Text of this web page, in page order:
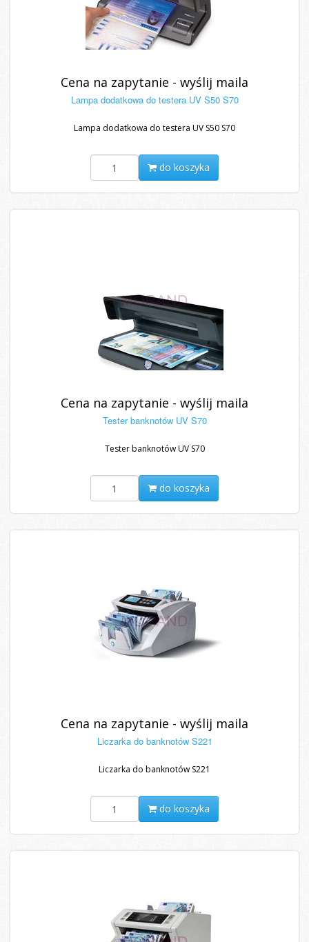
Cena na zapytanie - wyślij maila
Lampa dodatkowa do testera UV S50 S70
Lampa dodatkowa do testera UV S50 S70
do koszyka
Cena na zapytanie - wyślij maila
Tester banknotów UV S70
Tester banknotów UV S70
do koszyka
Cena na zapytanie - wyślij maila
Liczarka do banknotów S221
Liczarka do banknotów S221
do koszyka